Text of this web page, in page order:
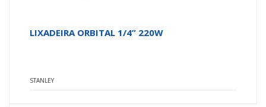
LIXADEIRA ORBITAL 1/4” 220W
STANLEY